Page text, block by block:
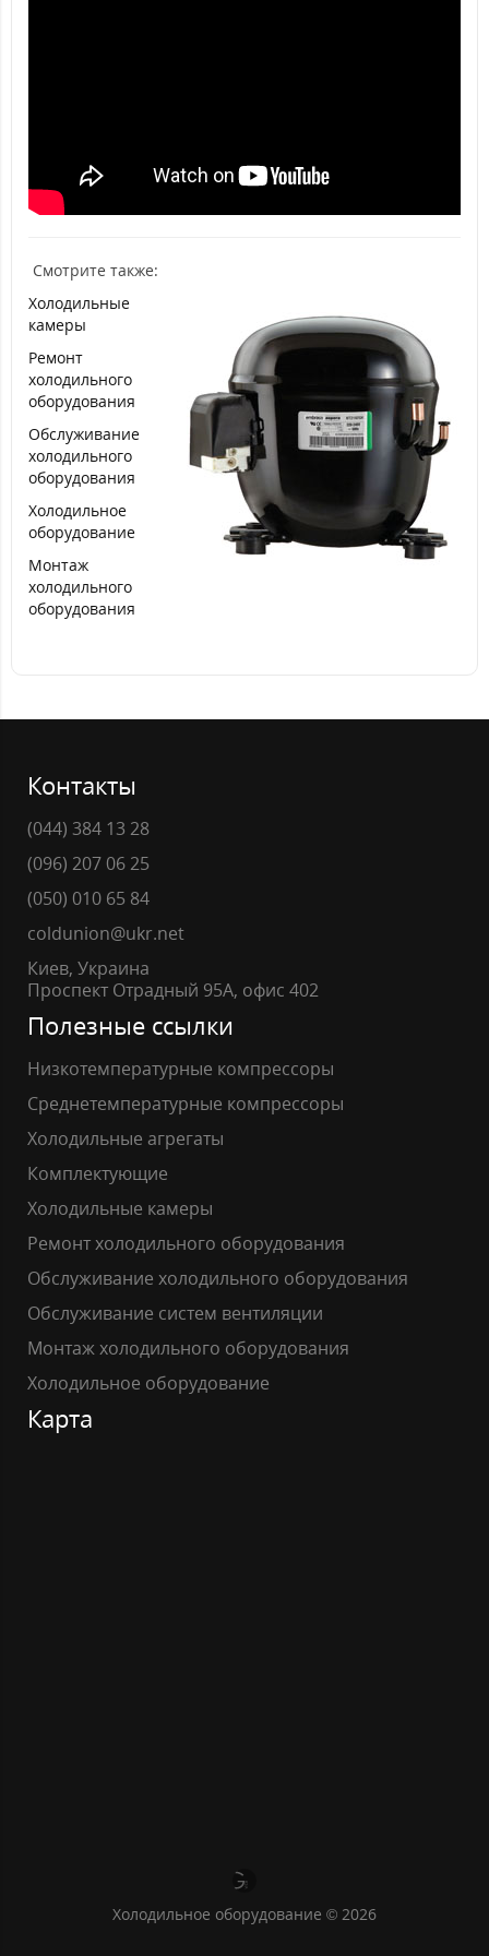
Смотрите также:
Холодильные
камеры
Ремонт
холодильного
оборудования
Обслуживание
холодильного
оборудования
Холодильное
оборудование
Монтаж
холодильного
оборудования
Контакты
(044) 384 13 28
(096) 207 06 25
(050) 010 65 84
coldunion@ukr.net
Киев, Украина
Проспект Отрадный 95А, офис 402
Полезные ссылки
Низкотемпературные компрессоры
Среднетемпературные компрессоры
Холодильные агрегаты
Комплектующие
Холодильные камеры
Ремонт холодильного оборудования
Обслуживание холодильного оборудования
Обслуживание систем вентиляции
Монтаж холодильного оборудования
Холодильное оборудование
Карта
Холодильное оборудование © 2026